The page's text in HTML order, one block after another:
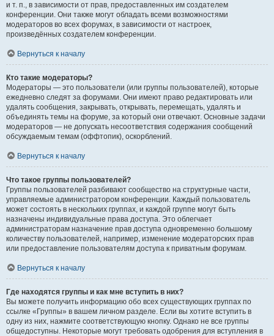
и т. п., в зависимости от прав, предоставленных им создателем
конференции. Они также могут обладать всеми возможностями
модераторов во всех форумах, в зависимости от настроек,
произведённых создателем конференции.
Вернуться к началу
Кто такие модераторы?
Модераторы — это пользователи (или группы пользователей), которые
ежедневно следят за форумами. Они имеют право редактировать или
удалять сообщения, закрывать, открывать, перемещать, удалять и
объединять темы на форуме, за который они отвечают. Основные задачи
модераторов — не допускать несоответствия содержания сообщений
обсуждаемым темам (оффтопик), оскорблений.
Вернуться к началу
Что такое группы пользователей?
Группы пользователей разбивают сообщество на структурные части,
управляемые администратором конференции. Каждый пользователь
может состоять в нескольких группах, и каждой группе могут быть
назначены индивидуальные права доступа. Это облегчает
администраторам назначение прав доступа одновременно большому
количеству пользователей, например, изменение модераторских прав
или предоставление пользователям доступа к приватным форумам.
Вернуться к началу
Где находятся группы и как мне вступить в них?
Вы можете получить информацию обо всех существующих группах по
ссылке «Группы» в вашем личном разделе. Если вы хотите вступить в
одну из них, нажмите соответствующую кнопку. Однако не все группы
общедоступны. Некоторые могут требовать одобрения для вступления в